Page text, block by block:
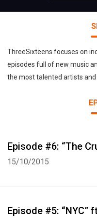
ThreeSixteens focuses on
episodes full of new music
the most talented artists and
Episode #6: “The
15/10/2015
Episode #5: “NYC”